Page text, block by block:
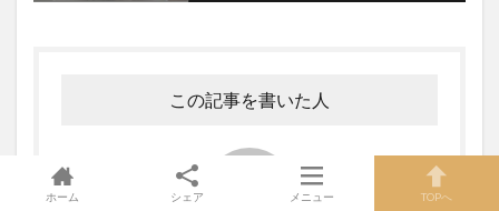
この記事を書いた人
ホーム シェア メニュー TOPへ